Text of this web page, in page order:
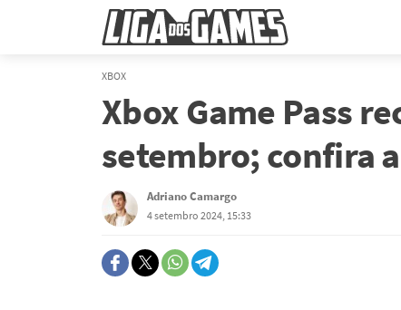
XBOX
Xbox Game Pass
setembro; confira
Adriano Camargo
4 setembro 2024, 15:33